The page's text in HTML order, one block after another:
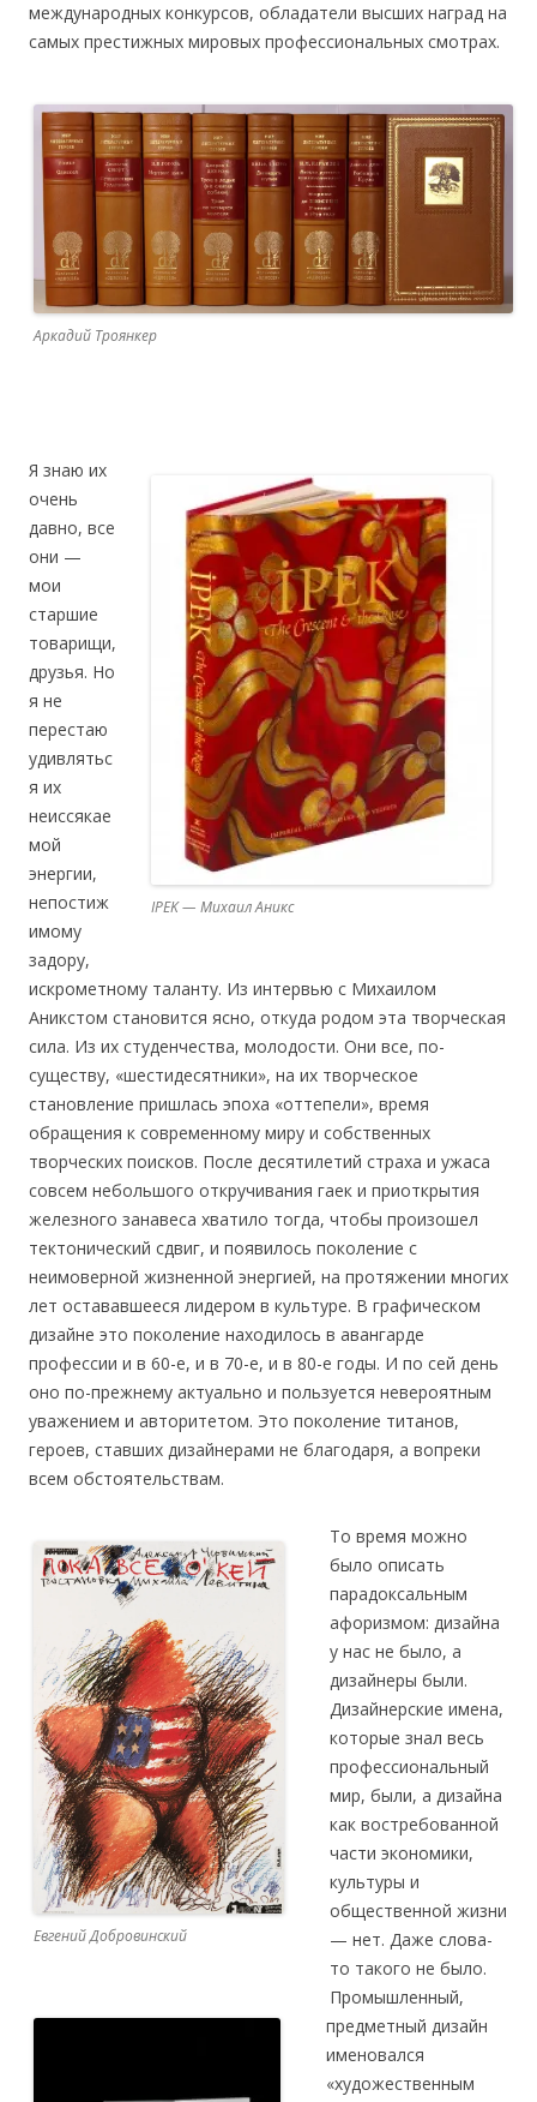
международных конкурсов, обладатели высших наград на
самых престижных мировых профессиональных смотрах.
Аркадий Троянкер
IPEK — Михаил Аникс
Я знаю их
очень
давно, все
они —
мои
старшие
товарищи,
друзья. Но
я не
перестаю
удивлятьс
я их
неиссякае
мой
энергии,
непостиж
имому
задору,
искрометному таланту. Из интервью с Михаилом
Аникстом становится ясно, откуда родом эта творческая
сила. Из их студенчества, молодости. Они все, по-
существу, «шестидесятники», на их творческое
становление пришлась эпоха «оттепели», время
обращения к современному миру и собственных
творческих поисков. После десятилетий страха и ужаса
совсем небольшого откручивания гаек и приоткрытия
железного занавеса хватило тогда, чтобы произошел
тектонический сдвиг, и появилось поколение с
неимоверной жизненной энергией, на протяжении многих
лет остававшееся лидером в культуре. В графическом
дизайне это поколение находилось в авангарде
профессии и в 60-е, и в 70-е, и в 80-е годы. И по сей день
оно по-прежнему актуально и пользуется невероятным
уважением и авторитетом. Это поколение титанов,
героев, ставших дизайнерами не благодаря, а вопреки
всем обстоятельствам.
Евгений Добровинский
То время можно
было описать
парадоксальным
афоризмом: дизайна
у нас не было, а
дизайнеры были.
Дизайнерские имена,
которые знал весь
профессиональный
мир, были, а дизайна
как востребованной
части экономики,
культуры и
общественной жизни
— нет. Даже слова-
то такого не было.
Промышленный,
предметный дизайн
именовался
«художественным